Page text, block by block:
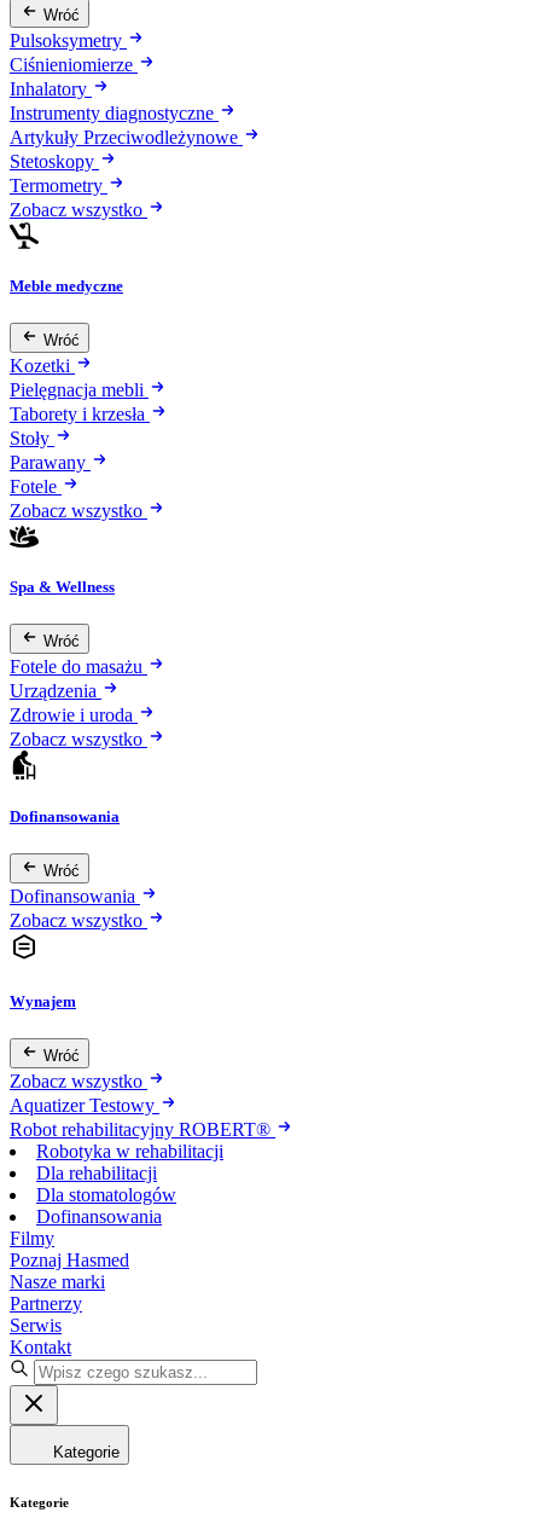
Wróć
Pulsoksymetry
Ciśnieniomierze
Inhalatory
Instrumenty diagnostyczne
Artykuły Przeciwodleżynowe
Stetoskopy
Termometry
Zobacz wszystko
Meble medyczne
Wróć
Kozetki
Pielęgnacja mebli
Taborety i krzesła
Stoły
Parawany
Fotele
Zobacz wszystko
Spa & Wellness
Wróć
Fotele do masażu
Urządzenia
Zdrowie i uroda
Zobacz wszystko
Dofinansowania
Wróć
Dofinansowania
Zobacz wszystko
Wynajem
Wróć
Zobacz wszystko
Aquatizer Testowy
Robot rehabilitacyjny ROBERT®
Robotyka w rehabilitacji
Dla rehabilitacji
Dla stomatologów
Dofinansowania
Filmy
Poznaj Hasmed
Nasze marki
Partnerzy
Serwis
Kontakt
Kategorie
Kategorie